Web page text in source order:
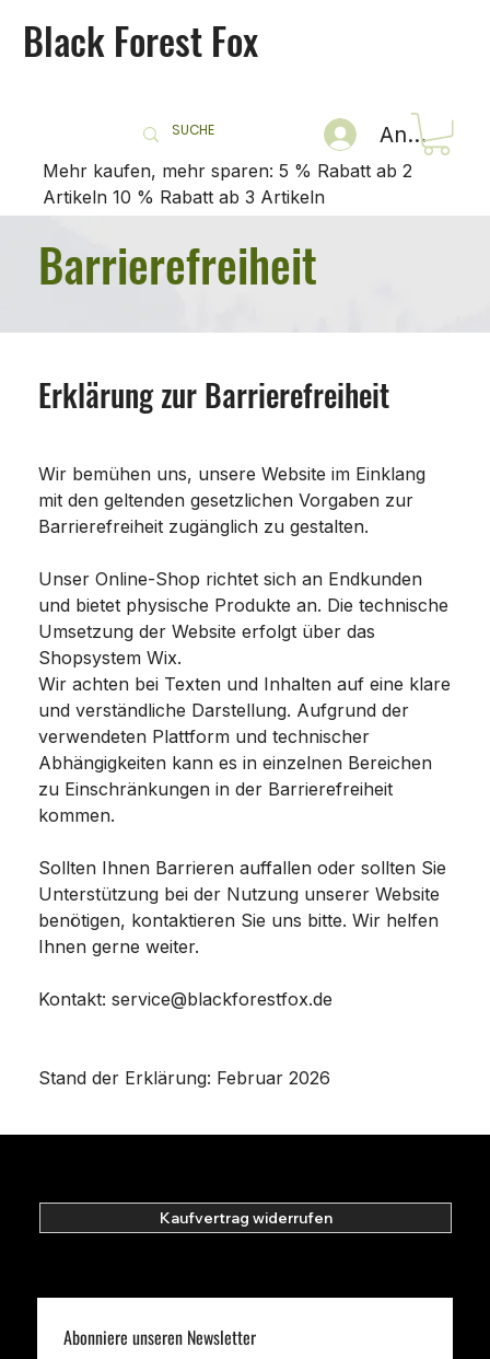
Mehr kaufen, mehr sparen: 5 % Rabatt ab 2
Artikeln 10 % Rabatt ab 3 Artikeln
Black Forest Fox
Anmelden
Barrierefreiheit
Erklärung zur Barrierefreiheit
Wir bemühen uns, unsere Website im Einklang
mit den geltenden gesetzlichen Vorgaben zur
Barrierefreiheit zugänglich zu gestalten.
Unser Online-Shop richtet sich an Endkunden
und bietet physische Produkte an. Die technische
Umsetzung der Website erfolgt über das
Shopsystem Wix.
Wir achten bei Texten und Inhalten auf eine klare
und verständliche Darstellung. Aufgrund der
verwendeten Plattform und technischer
Abhängigkeiten kann es in einzelnen Bereichen
zu Einschränkungen in der Barrierefreiheit
kommen.
Sollten Ihnen Barrieren auffallen oder sollten Sie
Unterstützung bei der Nutzung unserer Website
benötigen, kontaktieren Sie uns bitte. Wir helfen
Ihnen gerne weiter.
Kontakt:service@blackforestfox.de
Stand der Erklärung: Februar 2026
Kaufvertrag widerrufen
Abonniere unseren Newsletter